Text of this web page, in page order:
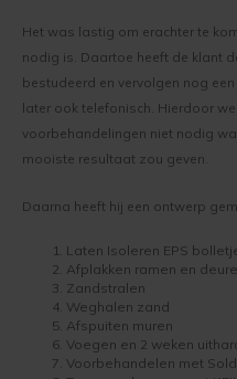
Keimen
Keim kalkverf
Wat is afwasbare muurverf
Muur Impregneren
Onderhoud bij Keim verf
Spuiten van Keim verf
Buitenmuur verf kiezen
Fixatief
Granital
Lignosil Color
Lignosil HRP
Lignosil Inco
Lignosil Inco DL
Lignosil-Scudo
Het was lastig om erachter te
nodig is. Daartoe heeft de klant
bestudeerd en vervolgen nog
later ook telefonisch. Hierdoor
voorbehandelingen niet nodig
mooiste resultaat zou geven.
Daarna heeft hij een ontwerp
Laten Isoleren EPS
Afplakken ramen en
Zandstralen
Weghalen zand
Afspuiten muren
Voegen en 2 weken
Voorbehandelen met